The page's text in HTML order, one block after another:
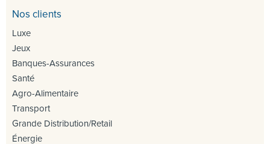
Nos clients
Luxe
Jeux
Banques-Assurances
Santé
Agro-Alimentaire
Transport
Grande Distribution/Retail
Énergie